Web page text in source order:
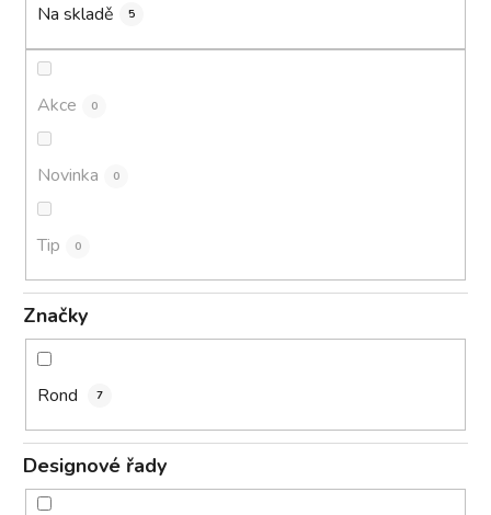
Na skladě 5
Akce 0
Novinka 0
Tip 0
Značky
Rond 7
Designové řady